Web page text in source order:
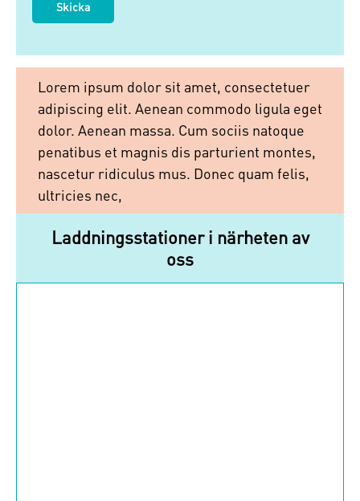
Lorem ipsum dolor sit amet, consectetuer
adipiscing elit. Aenean commodo ligula eget
dolor. Aenean massa. Cum sociis natoque
penatibus et magnis dis parturient montes,
nascetur ridiculus mus. Donec quam felis,
ultricies nec,
Laddningsstationer i närheten av
oss